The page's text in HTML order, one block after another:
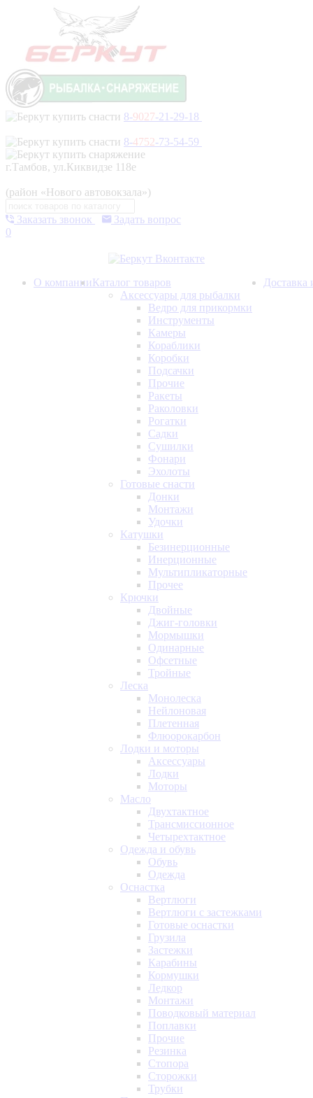
8-9027-21-29-18
8-4752-73-54-59
г.Тамбов, ул.Киквидзе 118е
(район «Нового автовокзала»)
Заказать звонок
Задать вопрос
0
О компанииКаталог товаров
Аксессуары для рыбалки
Ведро для прикормки
Инструменты
Камеры
Кораблики
Коробки
Подсачки
Прочие
Ракеты
Раколовки
Рогатки
Садки
Сушилки
Фонари
Эхолоты
Готовые снасти
Донки
Монтажи
Удочки
Катушки
Безинерционные
Инерционные
Мультипликаторные
Прочее
Крючки
Двойные
Джиг-головки
Мормышки
Одинарные
Офсетные
Тройные
Леска
Монолеска
Нейлоновая
Плетенная
Флюорокарбон
Лодки и моторы
Аксессуары
Лодки
Моторы
Масло
Двухтактное
Трансмиссионное
Четырехтактное
Одежда и обувь
Обувь
Одежда
Оснастка
Вертлюги
Вертлюги с застежками
Готовые оснастки
Грузила
Застежки
Карабины
Кормушки
Ледкор
Монтажи
Поводковый материал
Поплавки
Прочие
Резинка
Стопора
Сторожки
Трубки
Доставка